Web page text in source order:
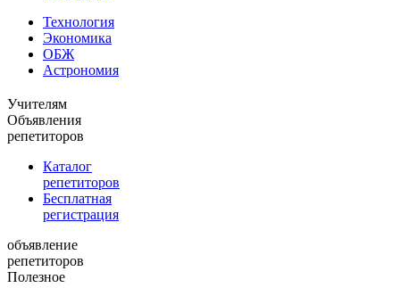
Технология
Экономика
ОБЖ
Астрономия
Учителям
Объявления
репетиторов
Каталог
репетиторов
Бесплатная
регистрация
объявление
репетиторов
Полезное